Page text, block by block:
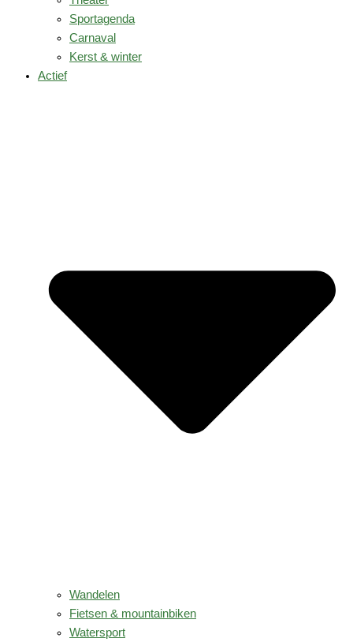
Sportagenda
Carnaval
Kerst & winter
Actief
Wandelen
Fietsen & mountainbiken
Watersport